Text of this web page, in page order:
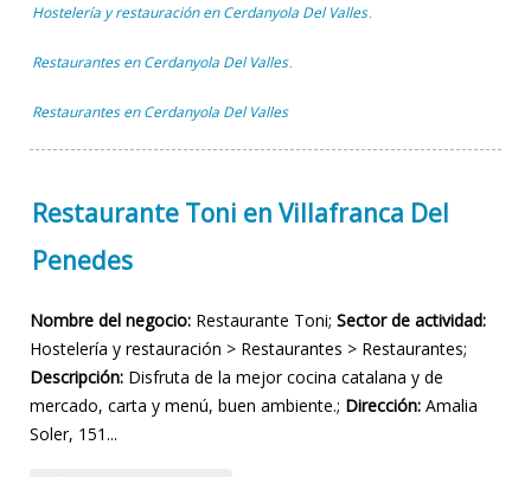
Hostelería y restauración en Cerdanyola Del Valles ,
Restaurantes en Cerdanyola Del Valles ,
Restaurantes en Cerdanyola Del Valles
Restaurante Toni en Villafranca Del
Penedes
Nombre del negocio: Restaurante Toni; Sector de actividad:
Hostelería y restauración > Restaurantes > Restaurantes;
Descripción: Disfruta de la mejor cocina catalana y de
mercado, carta y menú, buen ambiente.; Dirección: Amalia
Soler, 151...